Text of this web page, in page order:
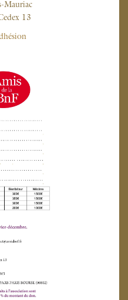
Mauriac
13